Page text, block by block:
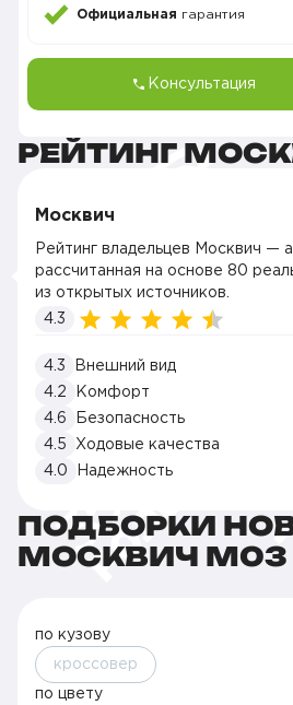
Официальная гарантия
Консультация
РЕЙТИНГ
Москвич
Рейтинг владельцев Москвич —
рассчитанная на основе 80
из открытых источников.
4.3
4.3
Внешний вид
4.2
Комфорт
4.6
Безопасность
4.5
Ходовые качества
4.0
Надежность
ПОДБОРКИ
МОСКВИЧ M03
по кузову
кроссовер
по цвету